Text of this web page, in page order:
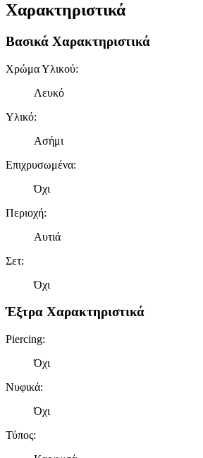
Χαρακτηριστικά
Βασικά Χαρακτηριστικά
Χρώμα Υλικού:
Λευκό
Υλικό:
Ασήμι
Επιχρυσωμένα:
Όχι
Περιοχή:
Αυτιά
Σετ:
Όχι
Έξτρα Χαρακτηριστικά
Piercing:
Όχι
Νυφικά:
Όχι
Τύπος: